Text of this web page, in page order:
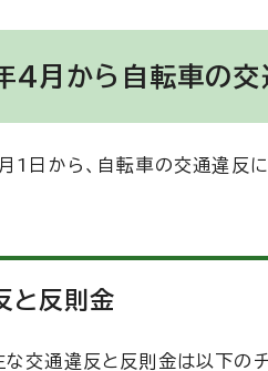
4月から自転車の交
1日から、自転車の交通違反に
と反則金
な交通違反と反則金は以下の